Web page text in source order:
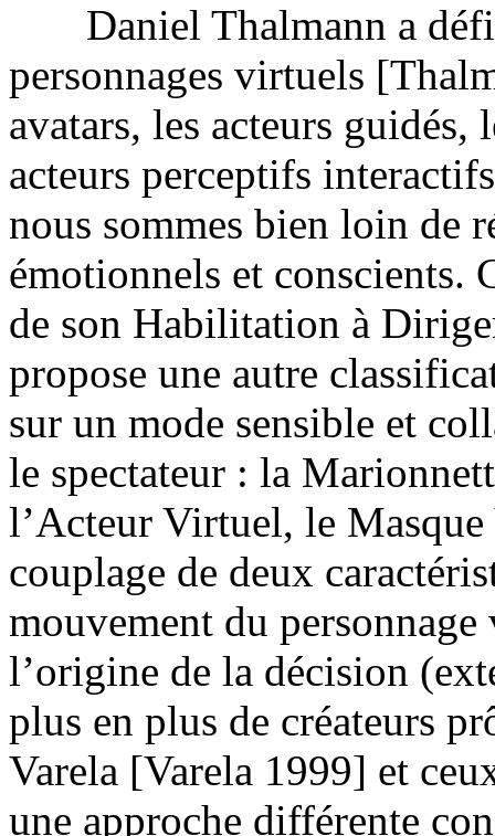
Daniel Thalmann a
personnages virtuels
avatars, les acteurs guidés,
acteurs perceptifs
nous sommes bien loin de
émotionnels et conscients.
de son Habilitation à
propose une autre
sur un mode sensible et
le spectateur : la
l’Acteur Virtuel, le
couplage de deux
mouvement du
l’origine de la décision
plus en plus de créateurs
Varela [Varela 1999] et
une approche différente